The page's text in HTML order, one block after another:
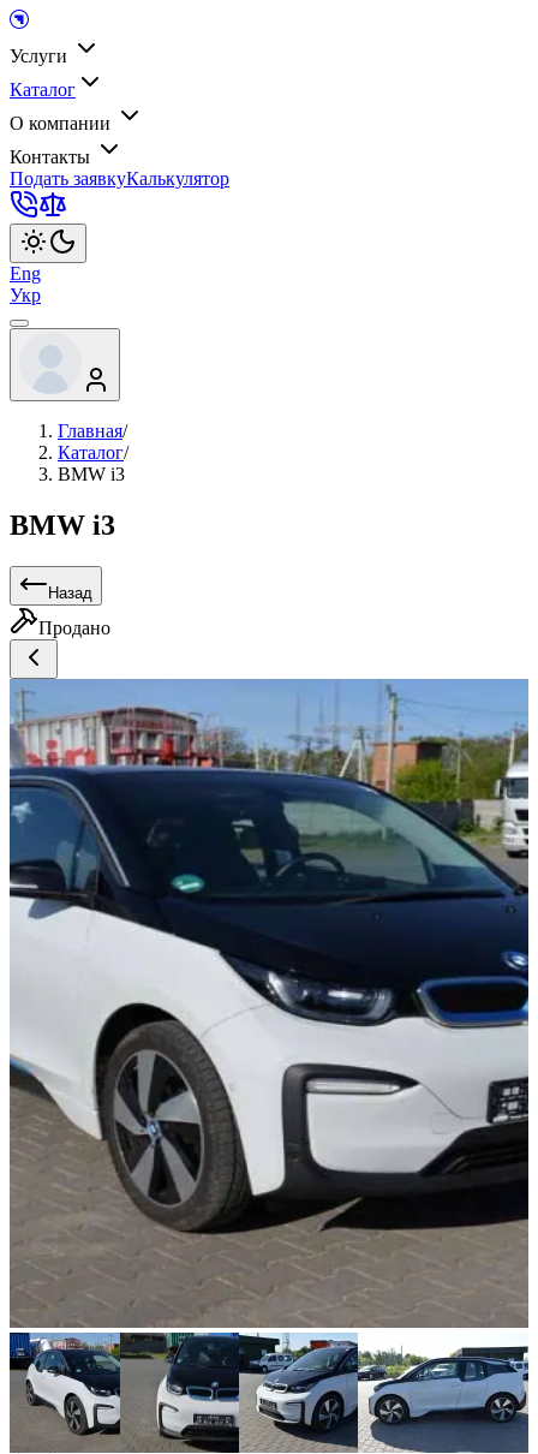
Услуги
Каталог
О компании
Контакты
Подать заявкуКалькулятор
Eng
Укр
Главная/
Каталог/
BMW i3
BMW i3
Назад
Продано
Item
1